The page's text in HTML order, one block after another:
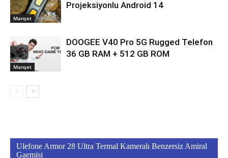
Manşet
Projeksiyonlu Android 14
Manşet
DOOGEE V40 Pro 5G Rugged Telefon
36 GB RAM + 512 GB ROM
Ulefone Armor 28 Ultra Termal Kameralı Benzersiz Amiral
Gaemisi